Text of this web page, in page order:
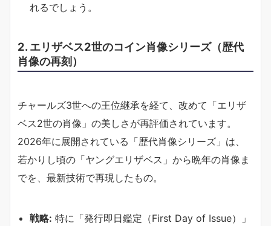
れるでしょう。
2. エリザベス2世のコイン肖像シリーズ（歴代
肖像の再刻）
チャールズ3世への王位継承を経て、改めて「エリザ
ベス2世の肖像」の美しさが再評価されています。
2026年に展開されている「歴代肖像シリーズ」は、
若かりし頃の「ヤングエリザベス」から晩年の肖像ま
でを、最新技術で再現したもの。
戦略: 特に「発行即日鑑定（First Day of Issue）」